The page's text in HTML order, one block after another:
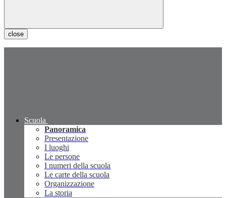
close
Scuola
Panoramica
Presentazione
I luoghi
Le persone
I numeri della scuola
Le carte della scuola
Organizzazione
La storia